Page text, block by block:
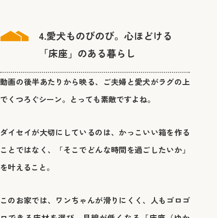
4.愛犬ものびのび。心ほどける
「床座」のある暮らし
動画の後半あたりから映る、ご夫婦と愛犬がラグの上
でくつろぐシーン。とっても素敵ですよね。
ダイセイが大切にしているのは、かっこいい箱を作る
ことではなく、「そこでどんな時間を過ごしたいか」
を叶えること。
このお家では、ワンちゃんが滑りにくく、人もゴロゴ